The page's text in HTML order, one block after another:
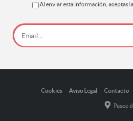
Al enviar esta información, aceptas
Cookies Aviso Legal Contacto
Paseo